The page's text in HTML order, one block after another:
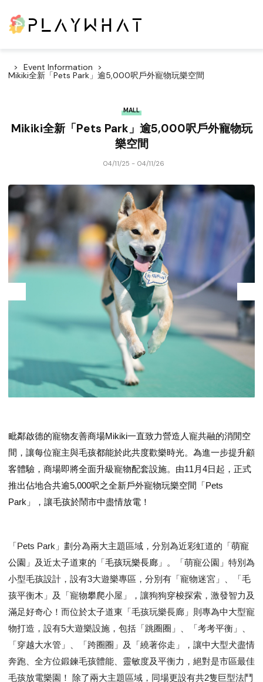
Event Information
Mikiki全新「Pets Park」逾5,000呎戶外寵物玩樂空間
MALL
Mikiki全新「Pets Park」逾5,000呎戶外寵物玩
樂空間
04/11/25 - 04/11/26
毗鄰啟德的寵物友善商場Mikiki一直致力營造人寵共融的消閒空
間，讓每位寵主與毛孩都能於此共度歡樂時光。為進一步提升顧
客體驗，商場即將全面升級寵物配套設施。由11月4日起，正式
推出佔地合共逾5,000呎之全新戶外寵物玩樂空間「Pets
Park」，讓毛孩於鬧市中盡情放電！
「Pets Park」劃分為兩大主題區域，分別為近彩虹道的「萌寵
公園 」及近太子道東的「毛孩玩樂長廊 」。「萌寵公園」特別為
小型毛孩設計，設有3大遊樂專區，分別有「寵物迷宮」、「毛
孩平衡木」及「寵物攀爬小屋」，讓狗狗穿梭探索，激發智力及
滿足好奇心！而位於太子道東「毛孩玩樂長廊」則專為中大型寵
物打造，設有5大遊樂設施，包括「跳圈圈」、「考考平衡」、
「穿越大水管」、「跨圈圈」及「繞著你走」，讓中大型犬盡情
奔跑、全方位鍛鍊毛孩體能、靈敏度及平衡力，絕對是市區最佳
毛孩放電樂園！ 除了兩大主題區域，同場更設有共2隻巨型法鬥